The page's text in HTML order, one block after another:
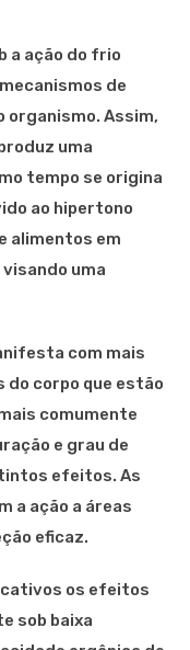
a ação do frio
de
Assim,
uma
tempo se origina
ao hipertono
alimentos em
uma
com mais
corpo que estão
comumente
e grau de
efeitos. As
a ação a áreas
eficaz.
os efeitos
sob baixa